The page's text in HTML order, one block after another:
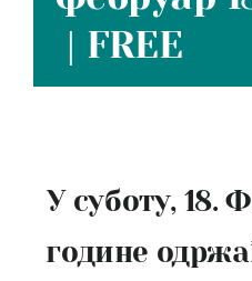
| FREE
У суботу, 18.
године